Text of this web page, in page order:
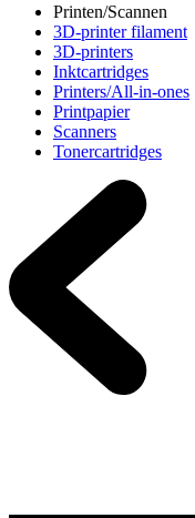
Printen/Scannen
3D-printer filament
3D-printers
Inktcartridges
Printers/All-in-ones
Printpapier
Scanners
Tonercartridges